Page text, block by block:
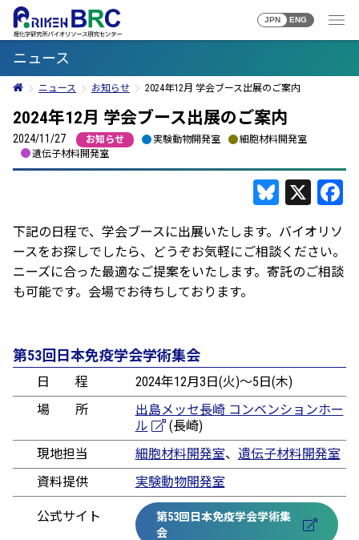
JPN ENG
ニュース
ニュース お知らせ 2024年12月 学会ブース出展のご案内
2024年12月 学会ブース出展のご案内
2024/11/27 お知らせ 実験動物開発室
細胞材料開発室
遺伝子材料開発室
Bluesky
X
下記の日程で、学会ブースに出展いたします。バイオリソ
ースをお探しでしたら、どうぞお気軽にご相談ください。
ニーズに合った最適なご提案をいたします。寄託のご相談
も可能です。会場でお待ちしております。
第53回日本免疫学会学術集会
日程
2024年12月3日(火)～5日(木)
場所
出島メッセ長崎 コンベンションホー
ル
(長崎)
現地担当
細胞材料開発室、 遺伝子材料開発室
資料提供
実験動物開発室
公式サイト
第53回日本免疫学会学術集
会